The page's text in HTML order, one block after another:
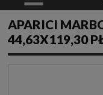
APARICI
44,63X119,30